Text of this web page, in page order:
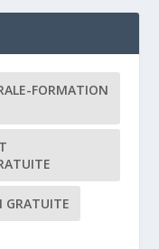
FORMATION
GRATUITE